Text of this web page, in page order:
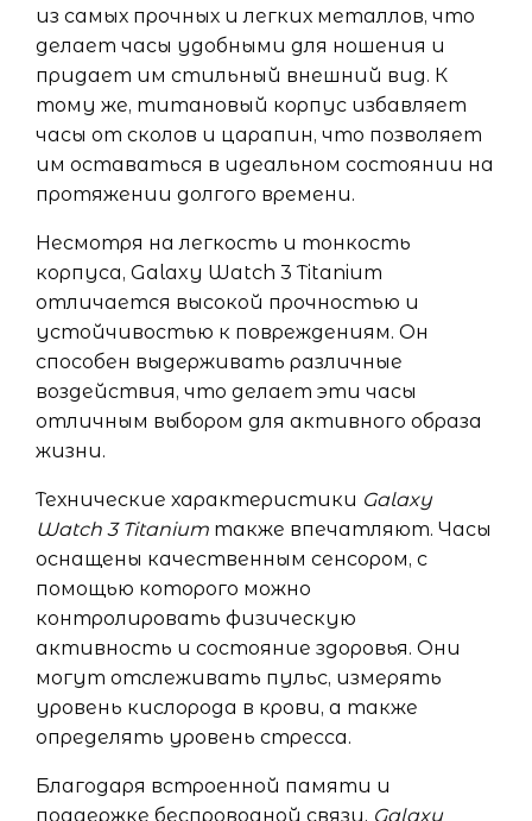
из самых прочных и легких металлов, что
делает часы удобными для ношения и
придает им стильный внешний вид. К
тому же, титановый корпус избавляет
часы от сколов и царапин, что позволяет
им оставаться в идеальном состоянии на
протяжении долгого времени.
Несмотря на легкость и тонкость
корпуса, Galaxy Watch 3 Titanium
отличается высокой прочностью и
устойчивостью к повреждениям. Он
способен выдерживать различные
воздействия, что делает эти часы
отличным выбором для активного образа
жизни.
Технические характеристики Galaxy
Watch 3 Titanium также впечатляют. Часы
оснащены качественным сенсором, с
помощью которого можно
контролировать физическую
активность и состояние здоровья. Они
могут отслеживать пульс, измерять
уровень кислорода в крови, а также
определять уровень стресса.
Благодаря встроенной памяти и
поддержке беспроводной связи, Galaxy